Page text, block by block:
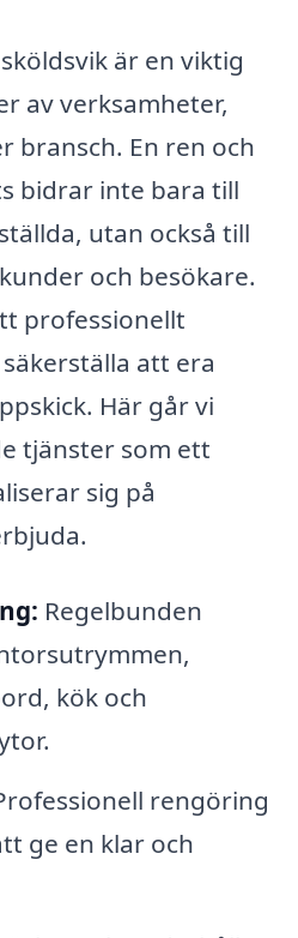
är en viktig
av verksamheter,
bransch. En ren och
bidrar inte bara till
utan också till
och besökare.
professionellt
att era
Här går vi
tjänster som ett
sig på
Regelbunden
kök och
rengöring
ge en klar och